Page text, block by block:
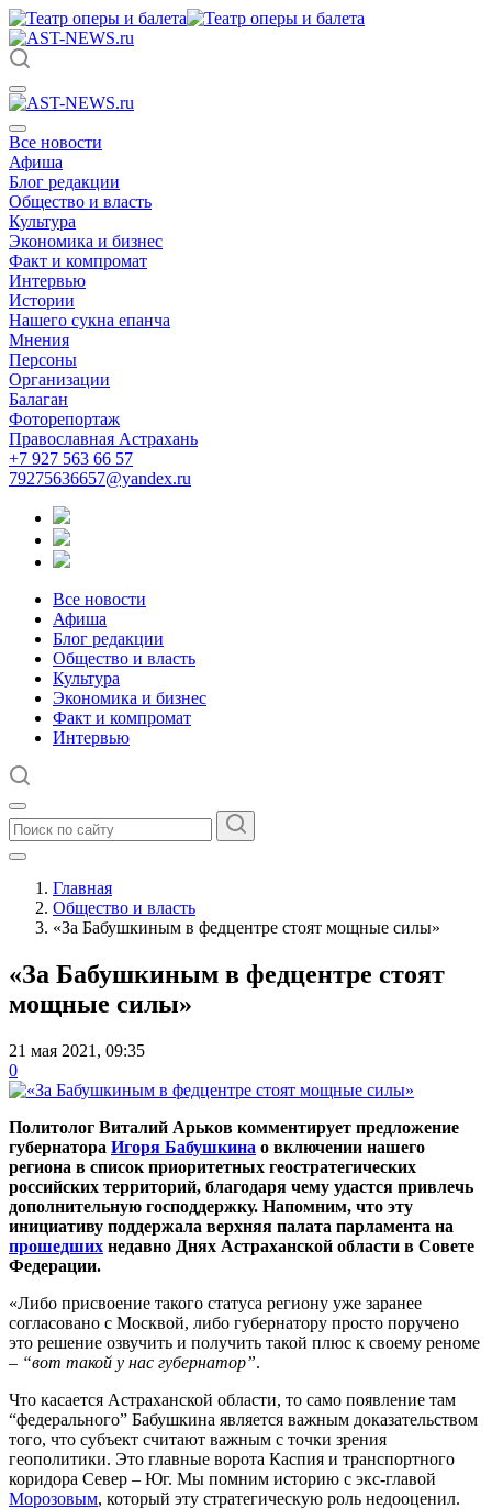
Все новости
Афиша
Блог редакции
Общество и власть
Культура
Экономика и бизнес
Факт и компромат
Интервью
Истории
Нашего сукна епанча
Мнения
Персоны
Организации
Балаган
Фоторепортаж
Православная Астрахань
+7 927 563 66 57
79275636657@yandex.ru
Все новости
Афиша
Блог редакции
Общество и власть
Культура
Экономика и бизнес
Факт и компромат
Интервью
Главная
Общество и власть
«За Бабушкиным в федцентре стоят мощные силы»
«За Бабушкиным в федцентре стоят
мощные силы»
21 мая 2021, 09:35
0
Политолог Виталий Арьков комментирует предложение
губернатора Игоря Бабушкина о включении нашего
региона в список приоритетных геостратегических
российских территорий, благодаря чему удастся привлечь
дополнительную господдержку. Напомним, что эту
инициативу поддержала верхняя палата парламента на
прошедших недавно Днях Астраханской области в Совете
Федерации.
«Либо присвоение такого статуса региону уже заранее
согласовано с Москвой, либо губернатору просто поручено
это решение озвучить и получить такой плюс к своему реноме
– “вот такой у нас губернатор”.
Что касается Астраханской области, то само появление там
“федерального” Бабушкина является важным доказательством
того, что субъект считают важным с точки зрения
геополитики. Это главные ворота Каспия и транспортного
коридора Север – Юг. Мы помним историю с экс-главой
Морозовым, который эту стратегическую роль недооценил.